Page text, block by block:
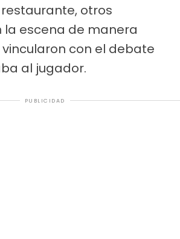
otros
escena de manera
con el debate
al jugador.
PUBLICIDAD